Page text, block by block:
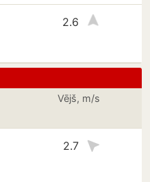
2.6
Vējš, m/s
2.7